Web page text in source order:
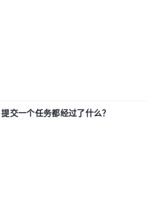
交一个任务都经过了什么？